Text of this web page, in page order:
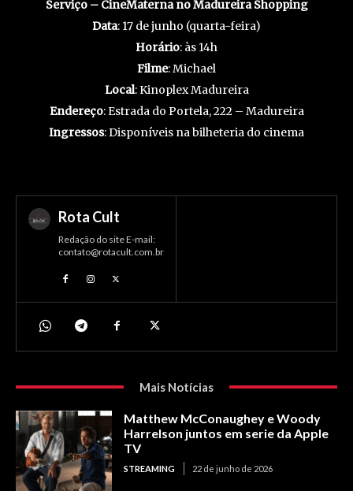
Serviço – CineMaterna no Madureira Shopping
Data: 17 de junho (quarta-feira)
Horário: às 14h
Filme: Michael
Local: Kinoplex Madureira
Endereço: Estrada do Portela, 222 – Madureira
Ingressos: Disponíveis na bilheteria do cinema
Rota Cult
Redação do site E-mail:
contato@rotacult.com.br
Mais Notícias
Matthew McConaughey e Woody
Harrelson juntos em serie da Apple
TV
STREAMING 22 de junho de 2026